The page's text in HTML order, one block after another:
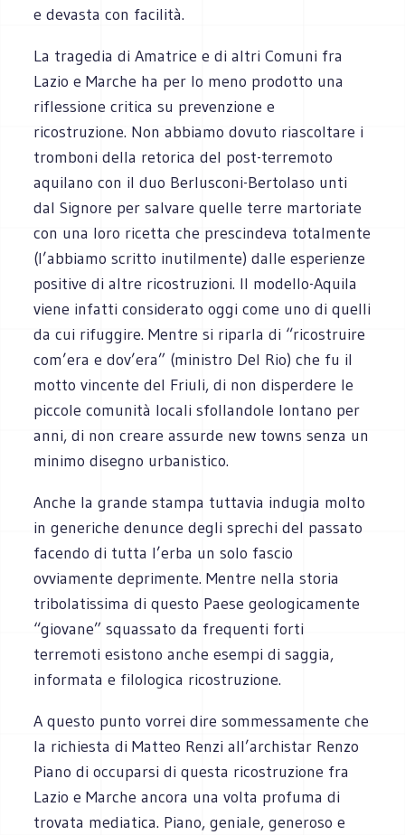
e devasta con facilità.
La tragedia di Amatrice e di altri Comuni fra
Lazio e Marche ha per lo meno prodotto una
riflessione critica su prevenzione e
ricostruzione. Non abbiamo dovuto riascoltare i
tromboni della retorica del post-terremoto
aquilano con il duo Berlusconi-Bertolaso unti
dal Signore per salvare quelle terre martoriate
con una loro ricetta che prescindeva totalmente
(l’abbiamo scritto inutilmente) dalle esperienze
positive di altre ricostruzioni. Il modello-Aquila
viene infatti considerato oggi come uno di quelli
da cui rifuggire. Mentre si riparla di “ricostruire
com’era e dov’era” (ministro Del Rio) che fu il
motto vincente del Friuli, di non disperdere le
piccole comunità locali sfollandole lontano per
anni, di non creare assurde new towns senza un
minimo disegno urbanistico.
Anche la grande stampa tuttavia indugia molto
in generiche denunce degli sprechi del passato
facendo di tutta l’erba un solo fascio
ovviamente deprimente. Mentre nella storia
tribolatissima di questo Paese geologicamente
“giovane” squassato da frequenti forti
terremoti esistono anche esempi di saggia,
informata e filologica ricostruzione.
A questo punto vorrei dire sommessamente che
la richiesta di Matteo Renzi all’archistar Renzo
Piano di occuparsi di questa ricostruzione fra
Lazio e Marche ancora una volta profuma di
trovata mediatica. Piano, geniale, generoso e